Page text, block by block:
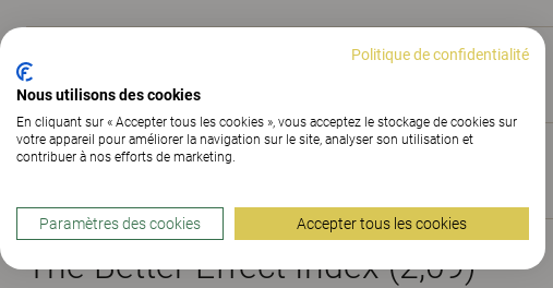
Matériaux
Téléchargements (
The Better Effect Index (2,09)
Politique de confidentialité
Nous utilisons des cookies
En cliquant sur « Accepter tous les cookies », vous acceptez le stockage de cookies sur
votre appareil pour améliorer la navigation sur le site, analyser son utilisation et
contribuer à nos efforts de marketing.
Paramètres des cookies Accepter tous les cookies